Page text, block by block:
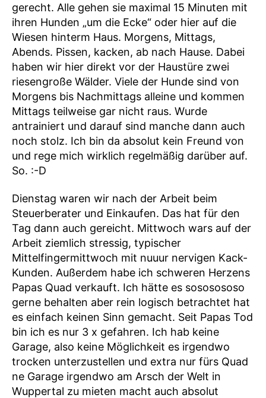
gerecht. Alle gehen sie maximal 15 Minuten mit
ihren Hunden „um die Ecke“ oder hier auf die
Wiesen hinterm Haus. Morgens, Mittags,
Abends. Pissen, kacken, ab nach Hause. Dabei
haben wir hier direkt vor der Haustüre zwei
riesengroße Wälder. Viele der Hunde sind von
Morgens bis Nachmittags alleine und kommen
Mittags teilweise gar nicht raus. Wurde
antrainiert und darauf sind manche dann auch
noch stolz. Ich bin da absolut kein Freund von
und rege mich wirklich regelmäßig darüber auf.
So. :-D
Dienstag waren wir nach der Arbeit beim
Steuerberater und Einkaufen. Das hat für den
Tag dann auch gereicht. Mittwoch wars auf der
Arbeit ziemlich stressig, typischer
Mittelfingermittwoch mit nuuur nervigen Kack-
Kunden. Außerdem habe ich schweren Herzens
Papas Quad verkauft. Ich hätte es sososososo
gerne behalten aber rein logisch betrachtet hat
es einfach keinen Sinn gemacht. Seit Papas Tod
bin ich es nur 3 x gefahren. Ich hab keine
Garage, also keine Möglichkeit es irgendwo
trocken unterzustellen und extra nur fürs Quad
ne Garage irgendwo am Arsch der Welt in
Wuppertal zu mieten macht auch absolut